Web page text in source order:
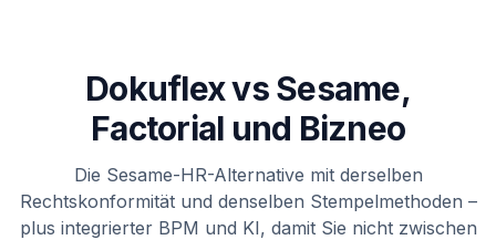
Dokuflex vs Sesame,
Factorial und Bizneo
Die Sesame-HR-Alternative mit derselben
Rechtskonformität und denselben Stempelmethoden –
plus integrierter BPM und KI, damit Sie nicht zwischen